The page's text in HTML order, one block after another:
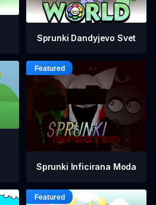
Sprunki Dandyjevo Svet
Sprunki Inficirana Moda